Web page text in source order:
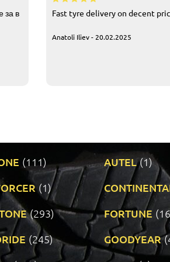
за в
Fast tyre delivery on decent
Anatoli Iliev - 20.02.2025
(111) AUTEL (1)
(1)
(293) FORTUNE
(245) GOODYEAR